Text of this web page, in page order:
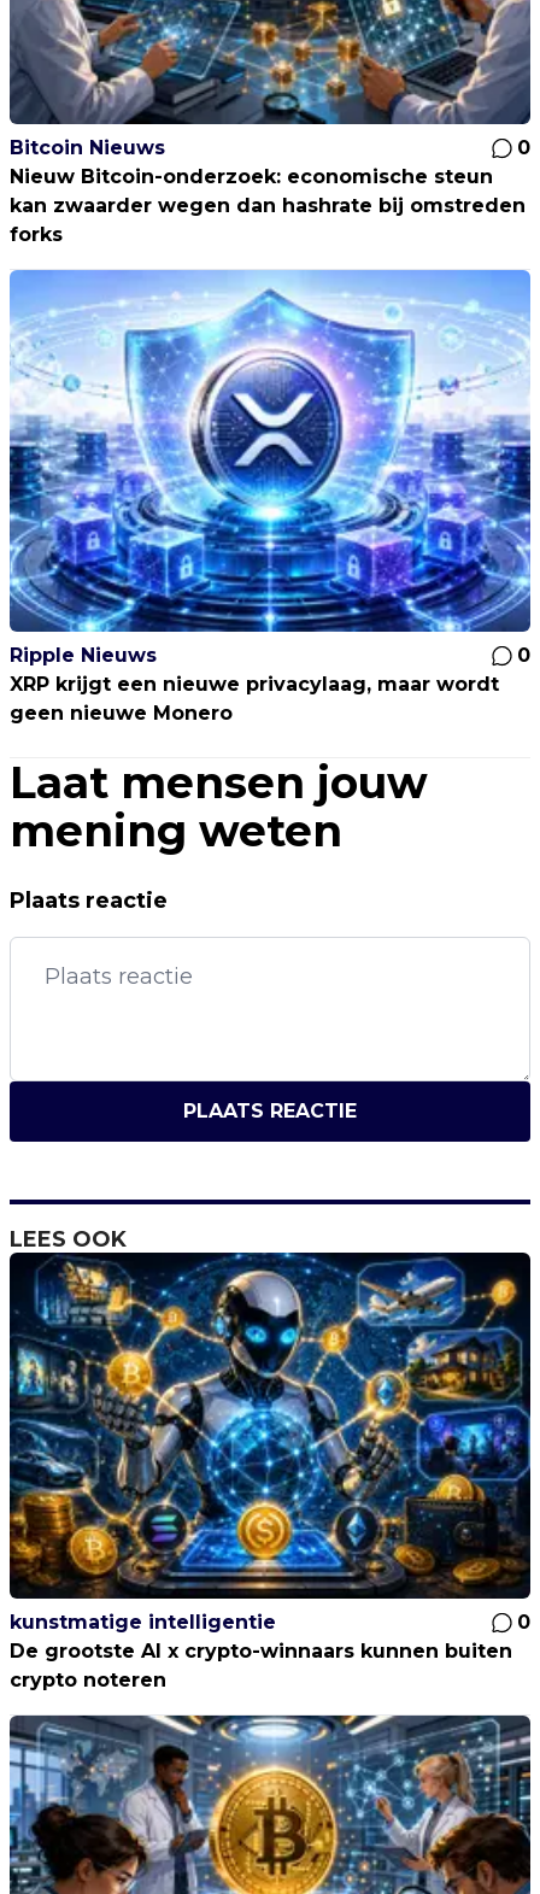
Bitcoin Nieuws
0
Nieuw Bitcoin-onderzoek: economische steun
kan zwaarder wegen dan hashrate bij omstreden
forks
Ripple Nieuws
0
XRP krijgt een nieuwe privacylaag, maar wordt
geen nieuwe Monero
Laat mensen jouw
mening weten
Plaats reactie
PLAATS REACTIE
LEES OOK
kunstmatige intelligentie
0
De grootste AI x crypto-winnaars kunnen buiten
crypto noteren